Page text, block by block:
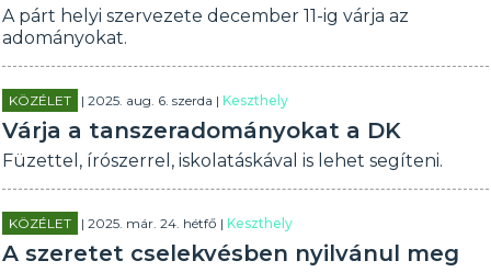
A párt helyi szervezete december 11-ig várja az
adományokat.
KÖZÉLET | 2025. aug. 6. szerda |Keszthely
Várja a tanszeradományokat a DK
Füzettel, írószerrel, iskolatáskával is lehet segíteni.
KÖZÉLET | 2025. már. 24. hétfő |Keszthely
A szeretet cselekvésben nyilvánul meg